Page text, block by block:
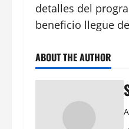
detalles del
beneficio llegue
ABOUT THE AUTHOR